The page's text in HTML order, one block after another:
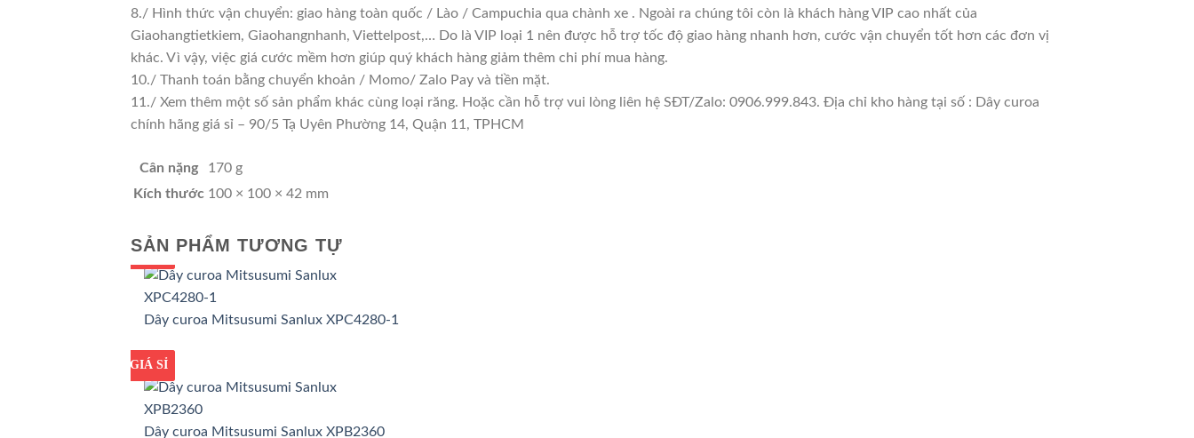
8./ Hình thức vận chuyển: giao hàng toàn quốc / Lào / Campuchia qua chành xe . Ngoài ra chúng tôi còn là khách hàng VIP cao nhất của
Giaohangtietkiem, Giaohangnhanh, Viettelpost,… Do là VIP loại 1 nên được hỗ trợ tốc độ giao hàng nhanh hơn, cước vận chuyển tốt hơn các đơn vị
khác. Vì vậy, việc giá cước mềm hơn giúp quý khách hàng giảm thêm chi phí mua hàng.
10./ Thanh toán bằng chuyển khoản / Momo/ Zalo Pay và tiền mặt.
11./ Xem thêm một số sản phẩm khác cùng loại răng. Hoặc cần hỗ trợ vui lòng liên hệ SĐT/Zalo: 0906.999.843. Địa chỉ kho hàng tại số : Dây curoa
chính hãng giá sỉ – 90/5 Tạ Uyên Phường 14, Quận 11, TPHCM
Cân nặng
170 g
Kích thước 100 × 100 × 42 mm
SẢN PHẨM TƯƠNG TỰ
GIÁ TỐT
GIÁ SỈ
Dây curoa Mitsusumi Sanlux XPC4280-1
GIÁ TỐT
GIÁ SỈ
Dây curoa Mitsusumi Sanlux XPB2360